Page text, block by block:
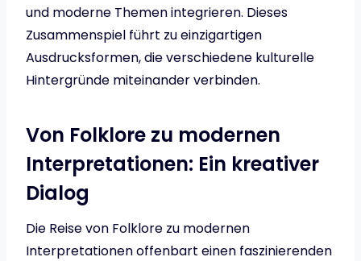
und moderne Themen integrieren. Dieses
Zusammenspiel führt zu einzigartigen
Ausdrucksformen, die verschiedene kulturelle
Hintergründe miteinander verbinden.
Von Folklore zu modernen
Interpretationen: Ein kreativer
Dialog
Die Reise von Folklore zu modernen
Interpretationen offenbart einen faszinierenden